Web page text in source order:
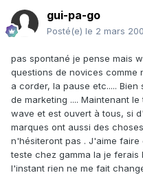
gui-pa-go
Posté(e) le 2 mars
pas spontané je pense mais
questions de novices comme
a corder, la pause etc.....
de marketing .... Maintenant
wave et est ouvert à tous, si
marques ont aussi des
n'hésiteront pas . J'aime
teste chez gamma la je
l'instant rien ne me fait